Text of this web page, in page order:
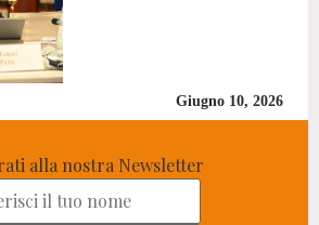
Giugno 10, 2026
alla nostra Newsletter